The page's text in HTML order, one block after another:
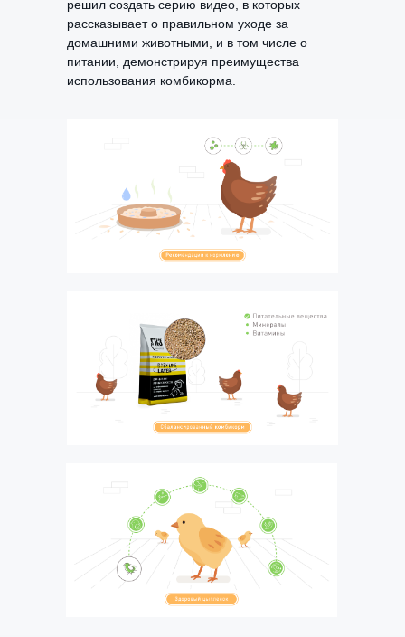
решил создать серию видео, в которых
рассказывает о правильном уходе за
домашними животными, и в том числе о
питании, демонстрируя преимущества
использования комбикорма.